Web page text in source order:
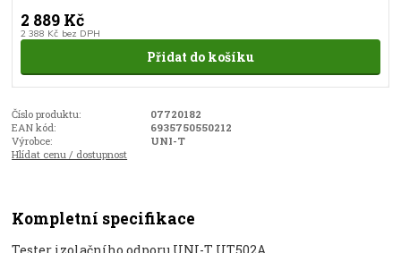
2 889 Kč
2 388 Kč bez DPH
Přidat do košíku
Číslo produktu:
07720182
EAN kód:
6935750550212
Výrobce:
UNI-T
Hlídat cenu / dostupnost
Kompletní specifikace